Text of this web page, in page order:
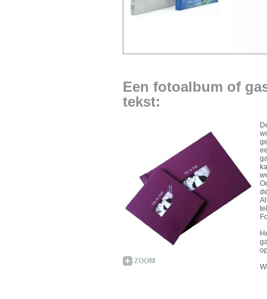
Een fotoalbum of
tekst: